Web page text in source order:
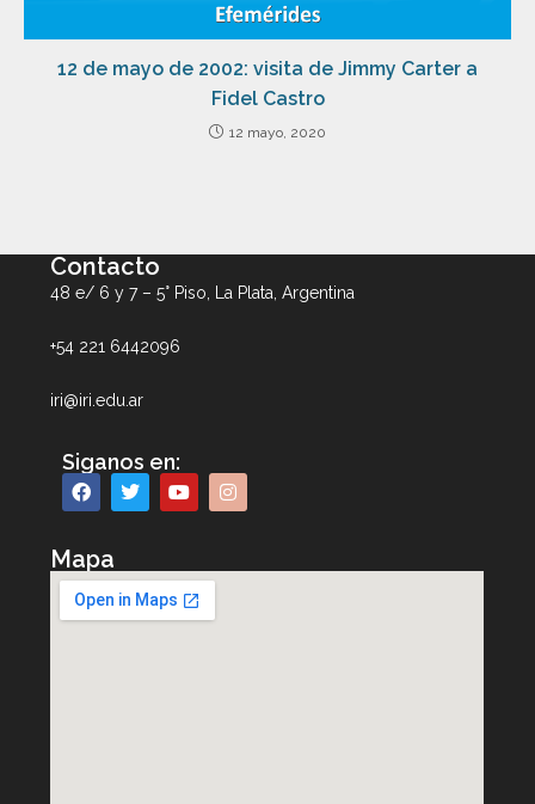
12 de mayo de 2002: visita de Jimmy Carter a
Fidel Castro
12 mayo, 2020
Contacto
48 e/ 6 y 7 – 5° Piso, La Plata, Argentina
+54 221 6442096
iri@iri.edu.ar
Siganos en:
Mapa